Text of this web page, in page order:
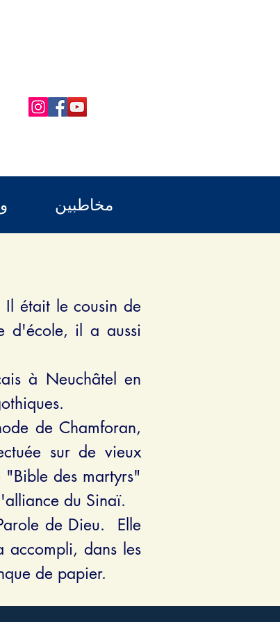
مخاطبین
était le cousin de
d'école, il a aussi
à Neuchâtel en
de Chamforan,
sur de vieux
"Bible des martyrs"
du Sinaï.
de Dieu. Elle
accompli, dans les
de papier.